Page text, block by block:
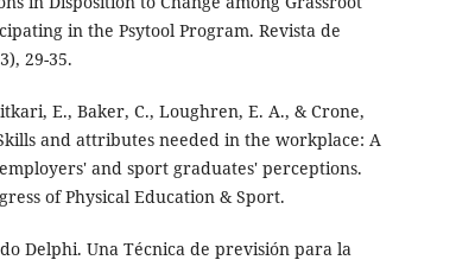
in the Psytool Program. Revista de
29-35.
E., Baker, C., Loughren, E. A., & Crone,
and attributes needed in the workplace: A
and sport graduates' perceptions.
of Physical Education & Sport.
Delphi. Una Técnica de previsión para la